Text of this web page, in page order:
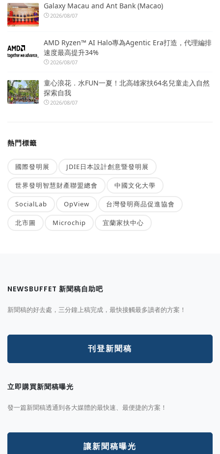
Galaxy Macau and Ant Bank (Macao)
2026/08/07
AMD Ryzen™ AI Halo專為Agentic Era打造，代理編排
速度最高提升34%
2026/08/07
童心浪花．水FUN一夏！北高雄家扶64名兒童走入自然
探索自我
2026/08/07
熱門標籤
國際發明展 JDIE日本設計創意暨發明展
世界發明智慧財產聯盟總會 中國文化大學
SocialLab OpView 台灣發明商品促進協會
北市圖 Microchip 宜蘭家扶中心
NEWSBUFFET 新聞稿自助吧
新聞稿的好去處，三分鐘上稿完成，最快接觸最多讀者的方案！
刊登新聞稿
立即購買新聞稿曝光
發一篇新聞稿透通到各大媒體的最快速、最便捷的方案！
讓新聞稿曝光